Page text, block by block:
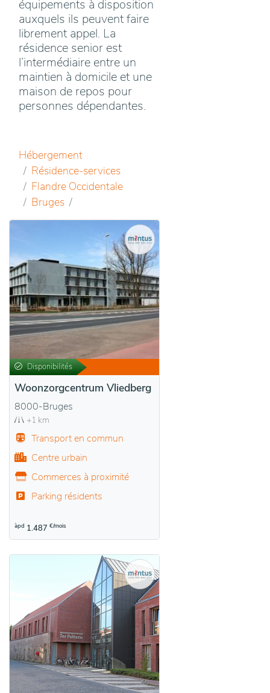
équipements à disposition
auxquels ils peuvent faire
librement appel. La
résidence senior est
l’intermédiaire entre un
maintien à domicile et une
maison de repos pour
personnes dépendantes.
Hébergement
Résidence-services
Flandre Occidentale
Bruges
Disponibilités
Woonzorgcentrum Vliedberg
8000-Bruges
+1 km
Transport en commun
Centre urbain
Commerces à proximité
Parking résidents
àpd 1.487 €/mois